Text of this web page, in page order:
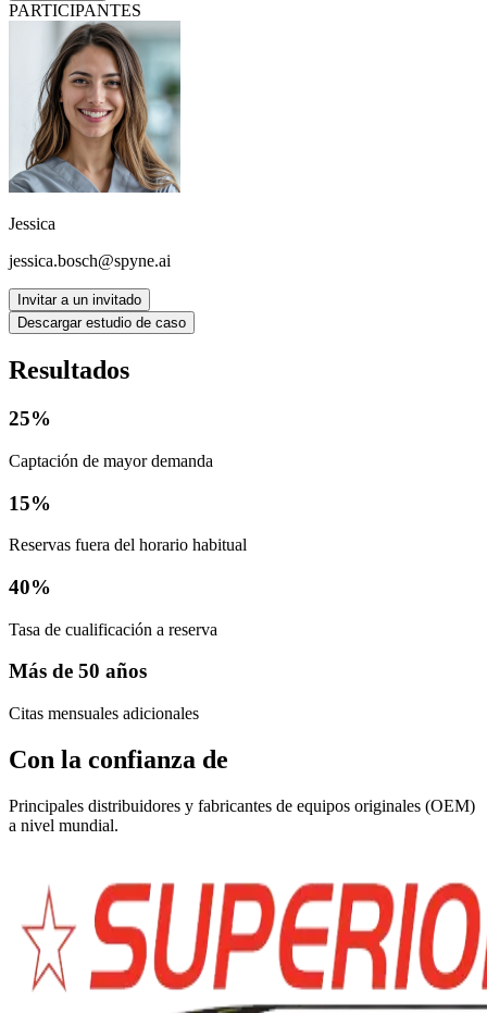
PARTICIPANTES
Jessica
jessica.bosch@spyne.ai
Invitar a un invitado
Descargar estudio de caso
Resultados
25%
Captación de mayor demanda
15%
Reservas fuera del horario habitual
40%
Tasa de cualificación a reserva
Más de 50 años
Citas mensuales adicionales
Con la confianza de
Principales distribuidores y fabricantes de equipos originales (OEM)
a nivel mundial.